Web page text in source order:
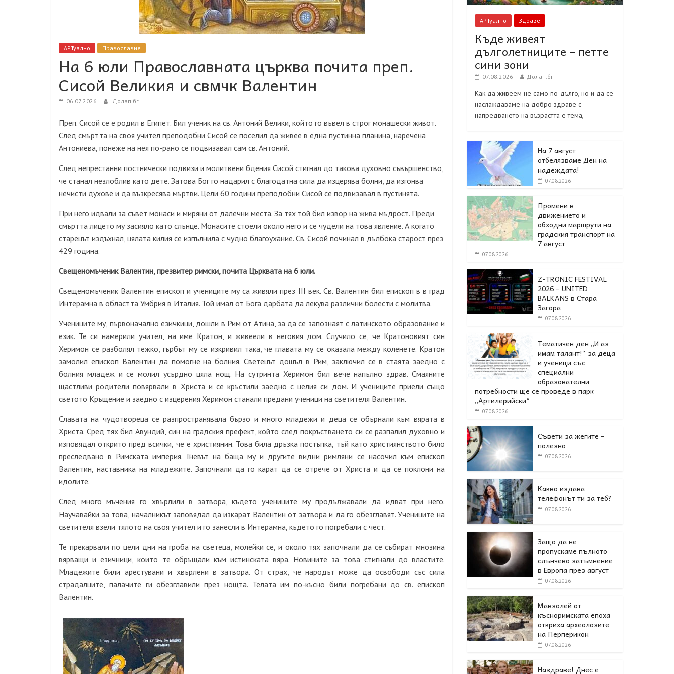
АРТуално Православие
На 6 юли Православната църква почита преп.
Сисой Великия и свмчк Валентин
06.07.2026 Долап.бг
Преп. Сисой се е родил в Египет. Бил ученик на св. Антоний Велики, който го въвел в строг монашески живот.
След смъртта на своя учител преподобни Сисой се поселил да живее в една пустинна планина, наречена
Антониева, понеже на нея по-рано се подвизавал сам св. Антоний.
След непрестанни постнически подвизи и молитвени бдения Сисой стигнал до такова духовно съвършенство,
че станал незлоблив като дете. Затова Бог го надарил с благодатна сила да изцерява болни, да изгонва
нечисти духове и да възкресява мъртви. Цели 60 години преподобни Сисой се подвизавал в пустинята.
При него идвали за съвет монаси и миряни от далечни места. За тях той бил извор на жива мъдрост. Преди
смъртта лицето му засияло като слънце. Монасите стоели около него и се чудели на това явление. А когато
старецът издъхнал, цялата килия се изпълнила с чудно благоухание. Св. Сисой починал в дълбока старост през
429 година.
Свещеномъченик Валентин, презвитер римски, почита Църквата на 6 юли.
Свещеномъченик Валентин епископ и учениците му са живяли през III век. Св. Валентин бил епископ в в град
Интерамна в областта Умбрия в Италия. Той имал от Бога дарбата да лекува различни болести с молитва.
Учениците му, първоначално езичкици, дошли в Рим от Атина, за да се запознаят с латинското образование и
език. Те си намерили учител, на име Кратон, и живеели в неговия дом. Случило се, че Кратоновият син
Херимон се разболял тежко, гърбът му се изкривил така, че главата му се оказала между коленете. Кратон
замолил епископ Валентин да помогне на болния. Светецът дошъл в Рим, заключил се в стаята заедно с
болния младеж и се молил усърдно цяла нощ. На сутринта Херимон бил вече напълно здрав. Смаяните
щастливи родители повярвали в Христа и се кръстили заедно с целия си дом. И учениците приели също
светото Кръщение и заедно с изцерения Херимон станали предани ученици на светителя Валентин.
Славата на чудотвореца се разпространявала бързо и много младежи и деца се обърнали към вярата в
Христа. Сред тях бил Авундий, син на градския префект, който след покръстването си се разпалил духовно и
изповядал открито пред всички, че е християнин. Това била дръзка постъпка, тъй като християнството било
преследвано в Римската империя. Гневът на баща му и другите видни римляни се насочил към епископ
Валентин, наставника на младежите. Започнали да го карат да се отрече от Христа и да се поклони на
идолите.
След много мъчения го хвърлили в затвора, където учениците му продължавали да идват при него.
Научавайки за това, началникът заповядал да изкарат Валентин от затвора и да го обезглавят. Учениците на
светителя взели тялото на своя учител и го занесли в Интерамна, където го погребали с чест.
Те прекарвали по цели дни на гроба на светеца, молейки се, и около тях започнали да се събират мнозина
вярващи и езичници, които те обръщали към истинската вяра. Новините за това стигнали до властите.
Младежите били арестувани и хвърлени в затвора. От страх, че народът може да освободи със сила
страдалците, палачите ги обезглавили през нощта. Телата им по-късно били погребани до св. епископ
Валентин.
АРТуално Здраве
Къде живеят
дълголетниците – петте
сини зони
07.08.2026 Долап.бг
Как да живеем не само по-дълго, но и да се
наслаждаваме на добро здраве с
напредването на възрастта е тема,
На 7 август
отбелязваме Ден на
надеждата!
07.08.2026
Промени в
движението и
обходни маршрути на
градския транспорт на
7 август
07.08.2026
Z-TRONIC FESTIVAL
2026 – UNITED
BALKANS в Стара
Загора
07.08.2026
Тематичен ден „И аз
имам талант!“ за деца
и ученици със
специални
образователни
потребности ще се проведе в парк
„Артилерийски“
07.08.2026
Съвети за жегите –
полезно
07.08.2026
Какво издава
телефонът ти за теб?
07.08.2026
Защо да не
пропускаме пълното
слънчево затъмнение
в Европа през август
07.08.2026
Мавзолей от
късноримската епоха
откриха археолозите
на Перперикон
07.08.2026
Наздраве! Днес е